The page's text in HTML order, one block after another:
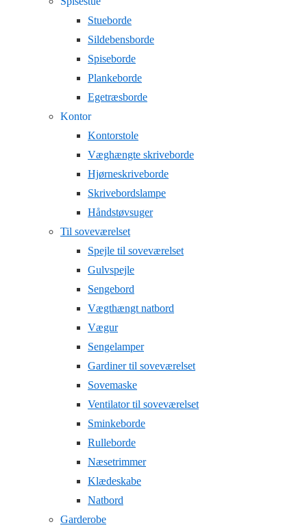
Stueborde
Sildebensborde
Spiseborde
Plankeborde
Egetræsborde
Kontor
Kontorstole
Væghængte skriveborde
Hjørneskriveborde
Skrivebordslampe
Håndstøvsuger
Til soveværelset
Spejle til soveværelset
Gulvspejle
Sengebord
Vægthængt natbord
Vægur
Sengelamper
Gardiner til soveværelset
Sovemaske
Ventilator til soveværelset
Sminkeborde
Rulleborde
Næsetrimmer
Klædeskabe
Natbord
Garderobe